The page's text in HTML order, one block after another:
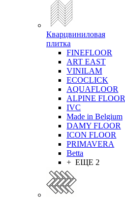
Кварцвиниловая
плитка
FINEFLOOR
ART EAST
VINILAM
ECOCLICK
AQUAFLOOR
ALPINE FLOOR
IVC
Made in Belgium
DAMY FLOOR
ICON FLOOR
PRIMAVERA
Betta
+ ЕЩЕ 2